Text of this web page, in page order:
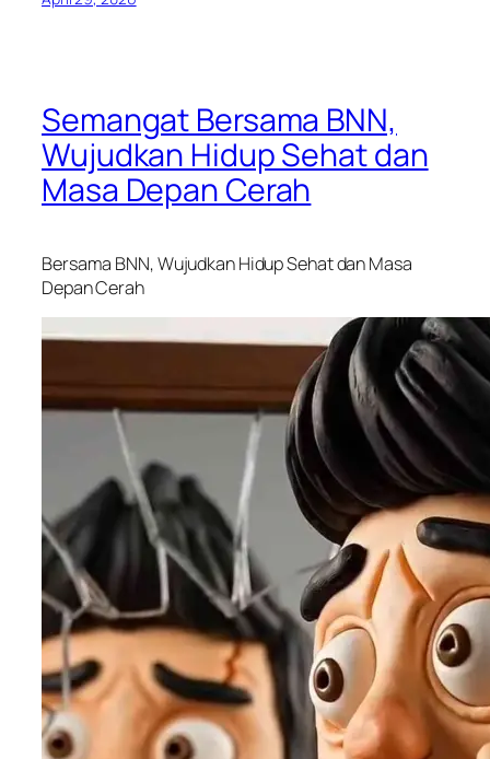
Semangat Bersama BNN,
Wujudkan Hidup Sehat dan
Masa Depan Cerah
Bersama BNN, Wujudkan Hidup Sehat dan Masa
Depan Cerah